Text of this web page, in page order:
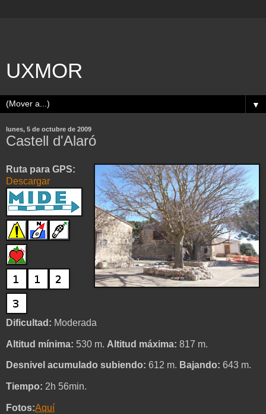
UXMOR
▼
lunes, 5 de octubre de 2009
Castell d'Alaró
Ruta para GPS:
Descargar
Dificultad: Moderada
Altitud mínima: 530 m. Altitud máxima: 817 m.
Desnivel acumulado subiendo: 612 m. Bajando: 643 m.
Tiempo: 2h 56min.
Fotos:Aquí